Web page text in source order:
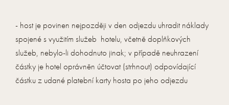
- host je povinen nejpozději v den odjezdu uhradit náklady
spojené s využitím služeb hotelu, včetně doplňkových
služeb, nebylo-li dohodnuto jinak; v případě neuhrazení
částky je hotel oprávněn účtovat (strhnout) odpovídající
částku z udané platební karty hosta po jeho odjezdu